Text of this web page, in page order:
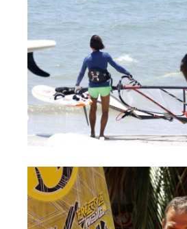
Ветратория Россия
Цены
Обучение
Прокат виндсерфинга и
Классический
Продажа
Обучение
Система скидок